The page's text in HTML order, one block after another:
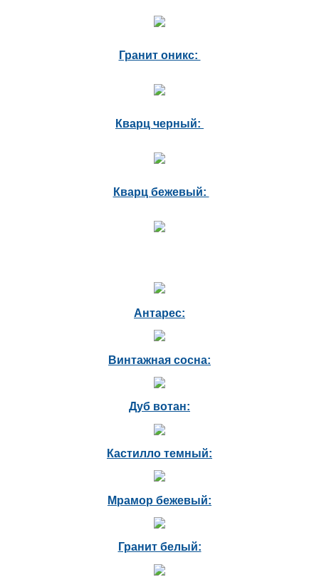
Гранит оникс:
Кварц черный:
Кварц бежевый:
Антарес:
Винтажная сосна:
Дуб вотан:
Кастилло темный:
Мрамор бежевый:
Гранит белый: